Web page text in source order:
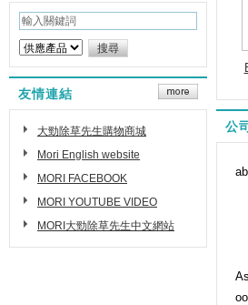
友情連結
大勁除草先生購物商城
Mori English website
MORI FACEBOOK
MORI YOUTUBE VIDEO
MORI大勁除草先生中文網站
公